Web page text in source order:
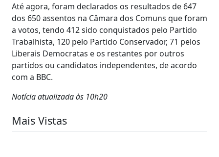
Até agora, foram declarados os resultados de 647
dos 650 assentos na Câmara dos Comuns que foram
a votos, tendo 412 sido conquistados pelo Partido
Trabalhista, 120 pelo Partido Conservador, 71 pelos
Liberais Democratas e os restantes por outros
partidos ou candidatos independentes, de acordo
com a BBC.
Notícia atualizada às 10h20
Mais Vistas